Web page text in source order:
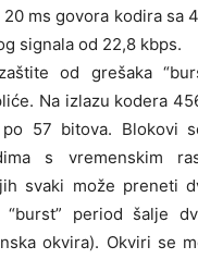
ms govora kodira sa
signala od 22,8 kbps.
od grešaka
Na izlazu kodera
57 bitova. Blokovi
s vremenskim
svaki može preneti
period šalje
okvira). Okviri se